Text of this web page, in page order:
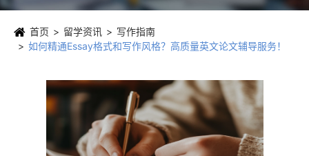
首页 留学资讯
写作指南
如何精通Essay格式和写作风格？高质量英文论文辅导服务！